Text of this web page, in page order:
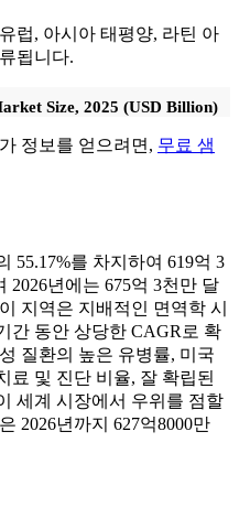
럽, 아시아 태평양, 라틴 아
됩니다.
Size, 2025 (USD Billion)
정보를 얻으려면, 무료 샘
55.17%를 차지하여 619억 3
2026년에는 675억 3천만 달
지역은 지배적인 면역학 시
간 동안 상당한 CAGR로 확
질환의 높은 유병률, 미국
료 및 진단 비율, 잘 확립된
세계 시장에서 우위를 점할
2026년까지 627억8000만